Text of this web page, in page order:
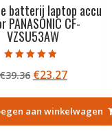
batterij laptop accu
PANASONIC CF-
VZSU53AW
4.50
uit 5
39.36
was:
€39.36.
€23.27Huidige
is:
€23.27.
aan winkelwagen